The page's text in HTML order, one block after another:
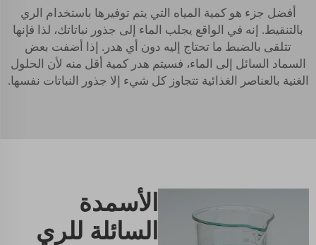
أفضل جزء هو كمية المياه التي يتم توفيرها باستخدام الري
بالتنقيط. إنه في الواقع يجلب الماء إلى جذور نباتاتك، لذا فإنها
تتلقى بالضبط ما تحتاج إليه دون أي هدر. إذا أضفت بعض
السماد السائل إلى الماء، فسيتم هدر كمية أقل منه لأن الحلول
الغنية بالعناصر الغذائية تتجاوز كل شيء إلا جذور النباتات نفسها.
الأسمدة
السائلة للري